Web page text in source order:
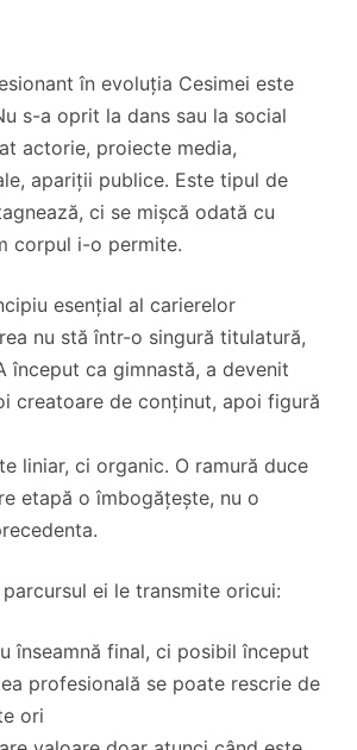
în evoluția Cesimei este
s-a oprit la dans sau la social
actorie, proiecte media,
apariții publice. Este tipul de
ci se mișcă odată cu
corpul i-o permite.
esențial al carierelor
nu stă într-o singură titulatură,
început ca gimnastă, a devenit
creatoare de conținut, apoi figură
liniar, ci organic. O ramură duce
etapă o îmbogățește, nu o
ei le transmite oricui:
înseamnă final, ci posibil început
profesională se poate rescrie de
ori